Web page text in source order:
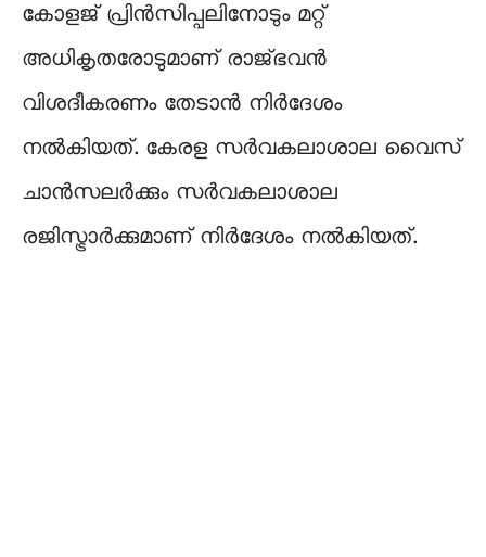
കോളജ് പ്രിൻസിപ്പലിനോടും മറ്റ്
അധികൃതരോടുമാണ് രാജ്ഭവൻ
വിശദീകരണം തേടാൻ നിർദേശം
നൽകിയത്. കേരള സർവകലാശാല വൈസ്
ചാൻസലർക്കും സർവകലാശാല
രജിസ്ട്രാർക്കുമാണ് നിർദേശം നൽകിയത്.